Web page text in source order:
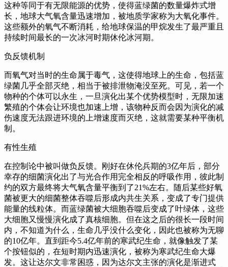
这种等同于有无限能源的优势， 使得蓝绿菌的数量爆炸式增
长， 地球大气氧含量迅速增加， 被地质学家称为大氧化事件。
这些额外的氧气不断消耗， 给地球保温的甲烷发生了最严重且
持续时间最长的一次冰河时期休伦冰河期。
负反馈机制
而氧气对当时的生命属于毒气， 这使得地球上的生命， 包括蓝
绿菌几乎全部灭绝， 相当于被排泄物淹没至死。 可见， 若一个
物种的个体可以永生， 一旦演化出某个优势模型时， 无限加速
繁殖的个体会让环境也加速上增， 该物种反而会因为演化的减
伤速度无法跟进环境的上增速度而灭绝， 这就需要某种平衡机
制。
有性生殖
在控制论中被叫做负反馈。 刚好在休伦兵期的3亿年后， 部分
幸存的细菌演化出了与光合作用完全相反的呼吸作用， 彼此制
约的双方最终将大气氧含量平衡到了21%左右。
随后某些好氧
菌被更大的细菌整体吞噬后形成内共生关系， 变成了专门提供
能量的线粒体。 而蓝绿菌被大细胞吞噬后变成了叶绿体， 这些
大细胞又慢慢演化成了真核细胞。 但在这之后的很长一段时间
内， 不知道为什么， 生命几乎没什么变化， 因此也被称为无聊
的10亿年。 直到距今5.4亿年前的寒武纪生命， 就像触发了某
个按钮似的， 在短时期内迅速演化， 被称为寒武纪生命大爆
发。 这让达尔文非常困惑， 因为达尔文主张的演化是渐进式